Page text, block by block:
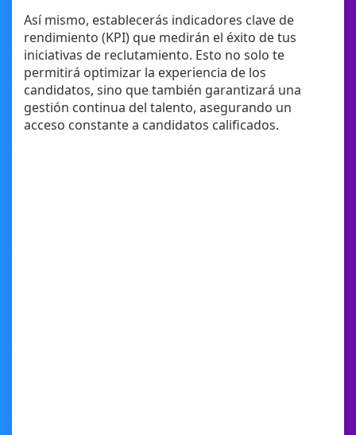
Así mismo, establecerás indicadores clave de
rendimiento (KPI) que medirán el éxito de tus
iniciativas de reclutamiento. Esto no solo te
permitirá optimizar la experiencia de los
candidatos, sino que también garantizará una
gestión continua del talento, asegurando un
acceso constante a candidatos calificados.